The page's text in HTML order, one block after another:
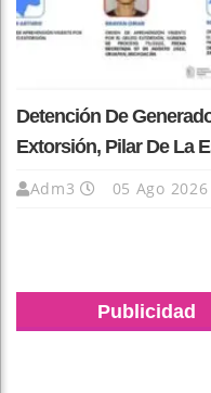
Detención De
Extorsión, Pilar De La
Adm3 05 Ago 2026
Publicidad